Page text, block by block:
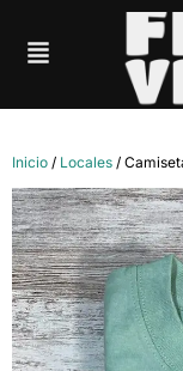
Inicio / Locales /